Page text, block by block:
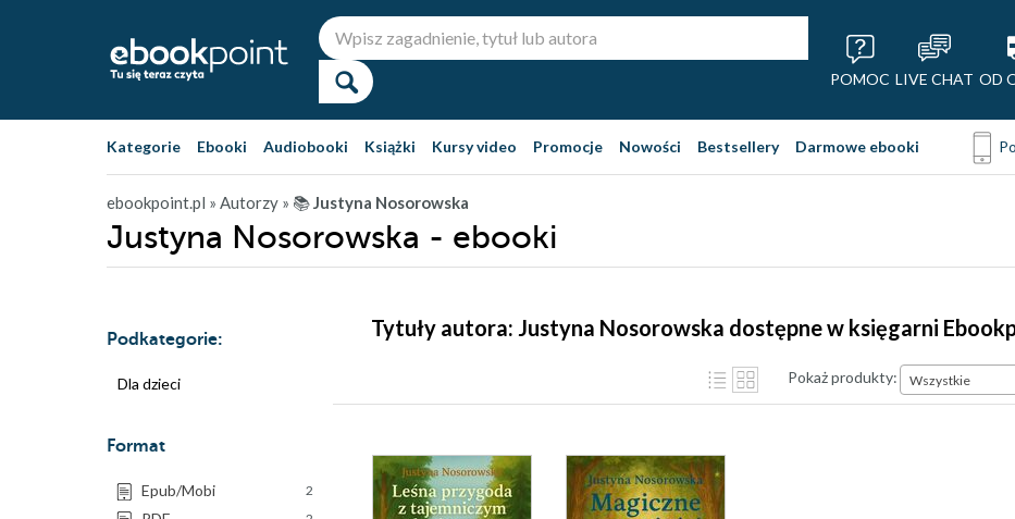
POMOC LIVE CHAT OD
Kategorie Ebooki Audiobooki Książki Kursy video Promocje Nowości Bestsellery Darmowe ebooki
ebookpoint.pl » Autorzy » 📚Justyna Nosorowska
Justyna Nosorowska - ebooki
Podkategorie:
Dla dzieci
Format
Epub/Mobi 2
Tytuły autora: Justyna Nosorowska dostępne w księgarni
Pokaż produkty: Wszystkie